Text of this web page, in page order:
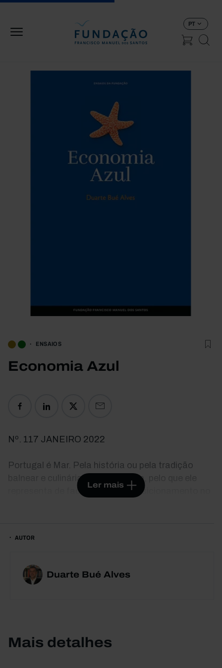
PT
ENSAIOS
Economia Azul
Nº. 117 JANEIRO 2022
Portugal é Mar. Pela história ou pela tradição
balnear e culinária, mas, também, pelo que ele
representa de facto no nosso posicionamento no
Estados a ter legislação sobre gestão e
um caso de estudo. Do ponto de vista económico,
o mar acontece todos os dias em Portugal: hoje
pessoas. Este livro apresenta uma radiografia da
Ler mais
AUTOR
Duarte Bué Alves
Mais detalhes